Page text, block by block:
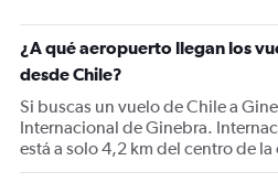
Y
axis
displaying
values.
Range:
0
¿A qué aeropuerto llegan los
desde Chile?
Si buscas un vuelo de Chile a
Internacional de Ginebra.
está a solo 4,2 km del centro de